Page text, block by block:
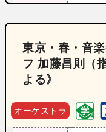
東京・春・音
フ 加藤昌則（
よる》
オーケストラ